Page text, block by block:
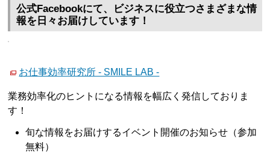
公式Facebookにて、ビジネスに役立つさまざまな情
報を日々お届けしています！
お仕事効率研究所 - SMILE LAB -
業務効率化のヒントになる情報を幅広く発信しておりま
す！
旬な情報をお届けするイベント開催のお知らせ（参加
無料）